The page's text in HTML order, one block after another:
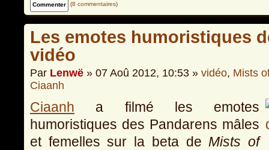
(8 commentaires)
Les emotes humoristiques
vidéo
Par Lenwë » 07 Aoû 2012, 10:53 » vidéo, Mists
Ciaanh
Ciaanh a filmé les emotes
humoristiques des Pandarens mâles
et femelles sur la beta de Mists of